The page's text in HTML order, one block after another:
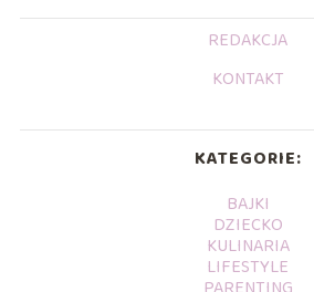
REDAKCJA
KONTAKT
KATEGORIE:
BAJKI
DZIECKO
KULINARIA
LIFESTYLE